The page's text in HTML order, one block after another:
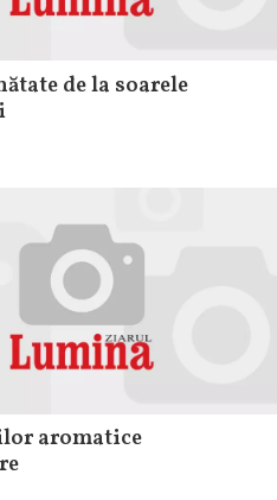
de la soarele
aromatice